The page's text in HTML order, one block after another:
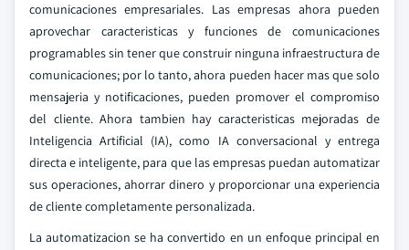
comunicaciones empresariales. Las empresas ahora pueden
aprovechar caracteristicas y funciones de comunicaciones
programables sin tener que construir ninguna infraestructura de
comunicaciones; por lo tanto, ahora pueden hacer mas que solo
mensajeria y notificaciones, pueden promover el compromiso
del cliente. Ahora tambien hay caracteristicas mejoradas de
Inteligencia Artificial (IA), como IA conversacional y entrega
directa e inteligente, para que las empresas puedan automatizar
sus operaciones, ahorrar dinero y proporcionar una experiencia
de cliente completamente personalizada.
La automatizacion se ha convertido en un enfoque principal en